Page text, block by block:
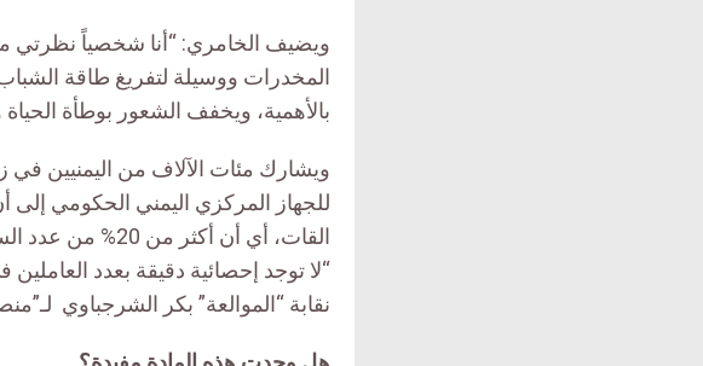
ويضيف الخامري: “أنا شخصياً نظرتي
المخدرات ووسيلة لتفريغ طاقة
بالأهمية، ويخفف الشعور بوطأة
ويشارك مئات الآلاف من اليمنيين
للجهاز المركزي اليمني الحكومي
القات، أي أن
“لا توجد إحصائية دقيقة بعدد
نقابة “الموالعة” بكر الشرجباوي لـ”منصتي